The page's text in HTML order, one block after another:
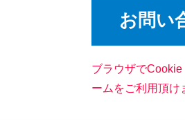
お問い
ブラウザで
ームをご利用頂け